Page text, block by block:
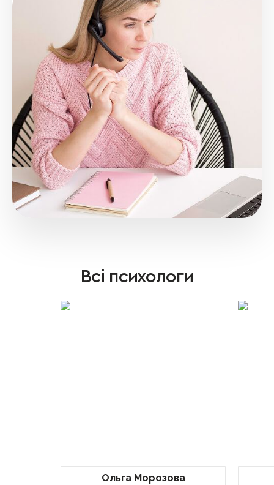
Всі психологи
Ольга Морозова